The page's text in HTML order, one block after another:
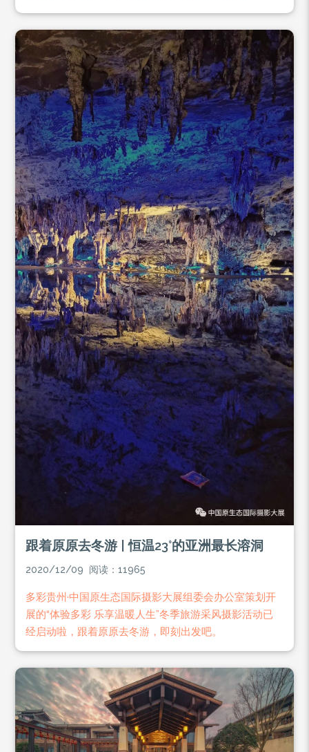
跟着原原去冬游 | 恒温23°的亚洲最长溶洞
2020/12/09 阅读：11965
多彩贵州·中国原生态国际摄影大展组委会办公室策划开
展的“体验多彩 乐享温暖人生”冬季旅游采风摄影活动已
经启动啦，跟着原原去冬游，即刻出发吧。